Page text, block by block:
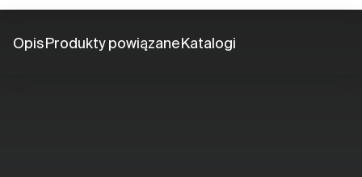
OpisProdukty powiązaneKatalogi